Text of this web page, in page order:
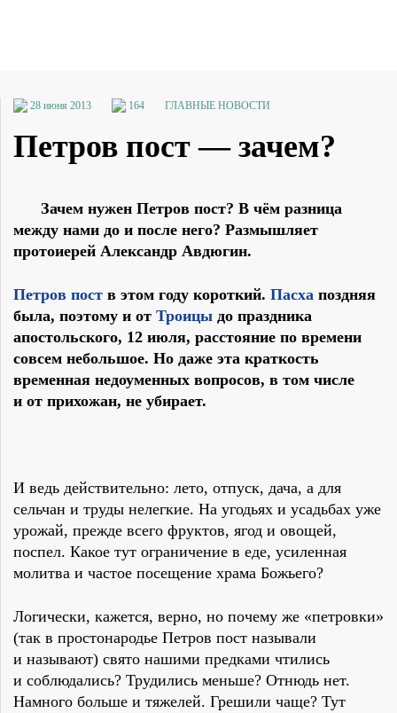
28 июня 2013 164 ГЛАВНЫЕ НОВОСТИ
Петров пост — зачем?
Зачем нужен Петров пост? В чём разница
между нами до и после него? Размышляет
протоиерей Александр Авдюгин.
Петров пост в этом году короткий. Пасха поздняя
была, поэтому и от Троицы до праздника
апостольского, 12 июля, расстояние по времени
совсем небольшое. Но даже эта краткость
временная недоуменных вопросов, в том числе
и от прихожан, не убирает.
И ведь действительно: лето, отпуск, дача, а для
сельчан и труды нелегкие. На угодьях и усадьбах уже
урожай, прежде всего фруктов, ягод и овощей,
поспел. Какое тут ограничение в еде, усиленная
молитва и частое посещение храма Божьего?
Логически, кажется, верно, но почему же «петровки»
(так в простонародье Петров пост называли
и называют) свято нашими предками чтились
и соблюдались? Трудились меньше? Отнюдь нет.
Намного больше и тяжелей. Грешили чаще? Тут